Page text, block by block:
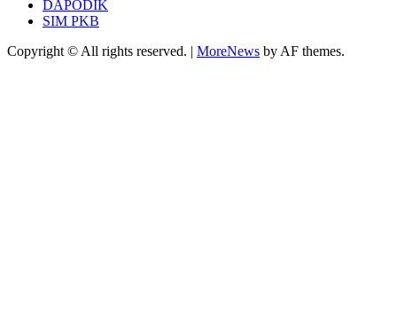
DAPODIK
SIM PKB
Copyright © All rights reserved. | MoreNews by AF themes.